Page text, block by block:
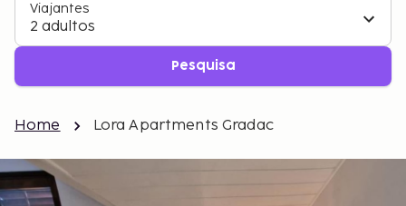
Viajantes
2 adultos
Pesquisa
Home Lora Apartments Gradac